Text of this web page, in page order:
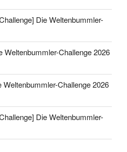
Die Weltenbummler-
Weltenbummler-Challenge 2026
Weltenbummler-Challenge 2026
Die Weltenbummler-